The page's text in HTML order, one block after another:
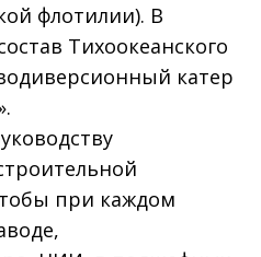
флотилии). В
Тихоокеанского
катер
при каждом